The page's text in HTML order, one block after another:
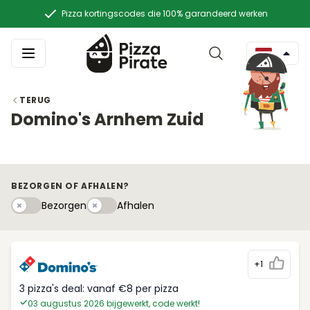
Pizza kortingscodes die 100% garandeerd werken
TERUG
Domino's Arnhem Zuid
BEZORGEN OF AFHALEN?
BezorgenBezorgenAfhalenyAfhalen
+1
3 pizza's deal: vanaf €8 per pizza
03 augustus 2026 bijgewerkt, code werkt!